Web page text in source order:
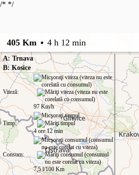
/* */
405 Km • 4 h 12 min
A: Trnava
B: Kosice
Viteză:
97 Km/h
Timp:
4 ore 12 min
Consum:
7,5 l/100 Km